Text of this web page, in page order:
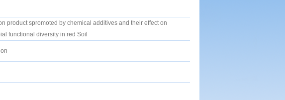
product spromoted by chemical additives and their effect on
functional diversity in red Soil